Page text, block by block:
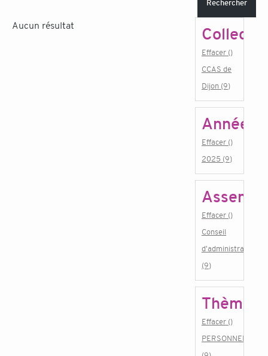
Rechercher
Aucun résultat
Effacer ()
CCAS de
Dijon (9)
Année
Effacer ()
2025 (9)
Effacer ()
Conseil
d'administration
(9)
Thème
Effacer ()
PERSONNEL